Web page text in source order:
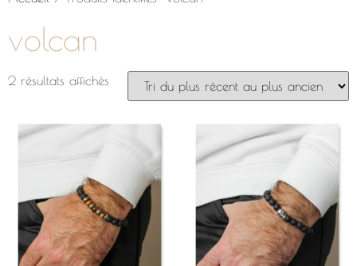
volcan
2 résultats affichés